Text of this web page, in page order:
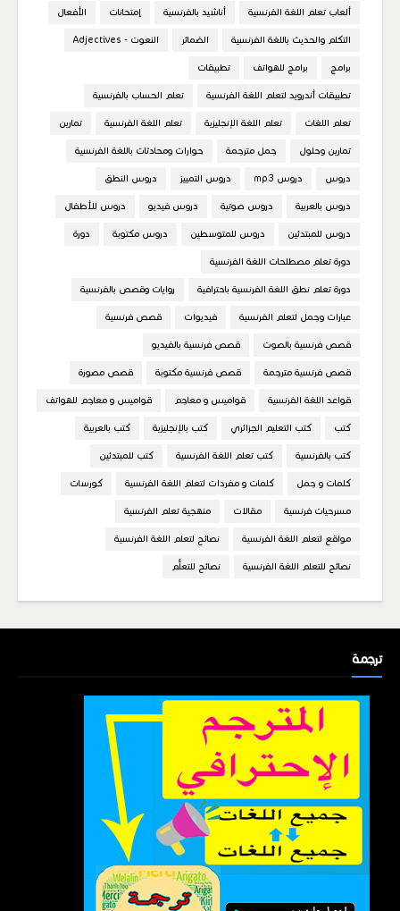
ألعاب تعلم اللغة الفرنسية أناشيد بالفرنسية إمتحانات الأفعال
التكلم والحديث باللغة الفرنسية الضمائر النعوت - Adjectives
برامج برامج للهواتف تطبيقات
تطبيقات أندرويد لتعلم اللغة الفرنسية تعلم الحساب بالفرنسية
تعلم اللغات تعلم اللغة الإنجليزية تعلم اللغة الفرنسية تمارين
تمارين وحلول جمل مترجمة حوارات ومحادثات باللغة الفرنسية
دروس دروس mp3 دروس التمييز دروس النطق
دروس بالعربية دروس صوتية دروس فيديو دروس للأطفال
دروس للمبتدئين دروس للمتوسطين دروس مكتوبة دورة
دورة تعلم مصطلحات اللغة الفرنسية
دورة تعلم نطق اللغة الفرنسية باحترافية روايات وقصص بالفرنسية
عبارات وجمل لتعلم الفرنسية فيديوات قصص فرنسية
قصص فرنسية بالصوت قصص فرنسية بالفيديو
قصص فرنسية مترجمة قصص فرنسية مكتوبة قصص مصورة
قواعد اللغة الفرنسية قواميس و معاجم قواميس و معاجم للهواتف
كتب كتب التعليم الجزائري كتب بالإنجليزية كتب بالعربية
كتب بالفرنسية كتب تعلم اللغة الفرنسية كتب للمبتدئين
كلمات و جمل كلمات و مفردات لتعلم اللغة الفرنسية كورسات
مسرحيات فرنسية مقالات منهجية تعلم الفرنسية
مواقع لتعلم اللغة الفرنسية نصائح لتعلم اللغة الفرنسية
نصائح للتعلم اللغة الفرنسية نصائح للتعلُّم
ترجمة